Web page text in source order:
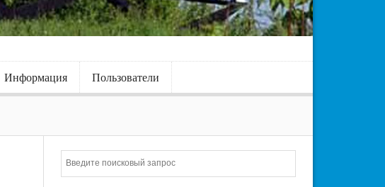
Информация Пользователи